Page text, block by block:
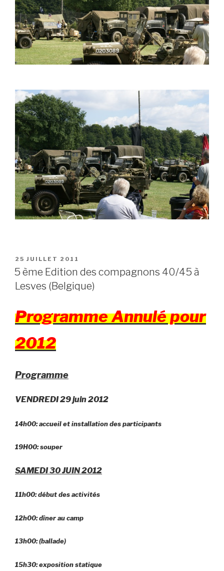
POSTED
ON
25 JUILLET 2011
5 ème Edition des compagnons 40/45 à
Lesves (Belgique)
Programme Annulé pour
2012
Programme
VENDREDI 29 juin 2012
14h00: accueil et installation des participants
19H00: souper
SAMEDI 30 JUIN 2012
11h00: début des activités
12h00: dîner au camp
13h00: (ballade)
15h30: exposition statique